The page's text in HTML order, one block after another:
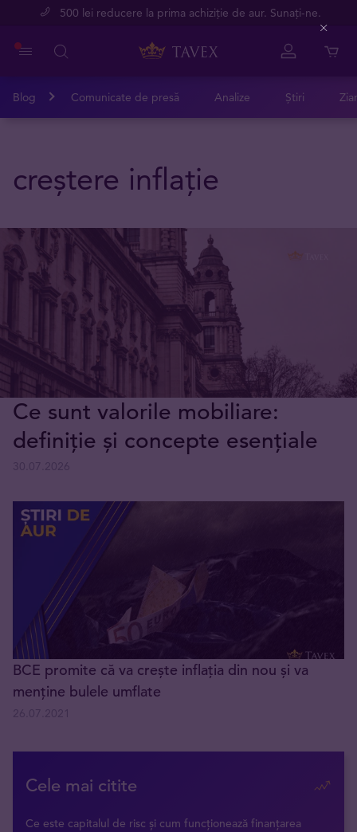
500 lei reducere la prima achiziție de aur. Sunați-ne.
Blog Comunicate de presă Analize Știri
creștere inflație
Ce sunt valorile mobiliare:
definiție și concepte esențiale
BCE promite că va crește inflația din nou și va
menține bulele umflate
Cele mai citite
Ce este capitalul de risc și cum funcționează finanțarea
Close